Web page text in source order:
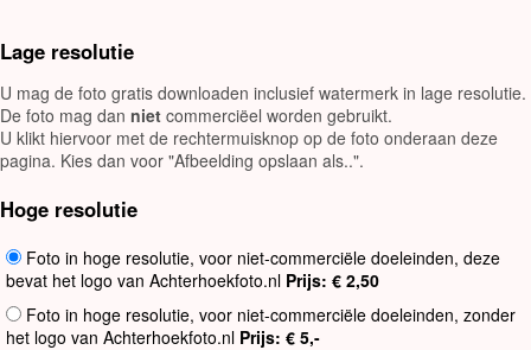
Lage resolutie
U mag de foto gratis downloaden inclusief watermerk in lage resolutie.
De foto mag dan niet commerciëel worden gebruikt.
U klikt hiervoor met de rechtermuisknop op de foto onderaan deze
pagina. Kies dan voor "Afbeelding opslaan als..".
Hoge resolutie
Foto in hoge resolutie, voor niet-commerciële doeleinden, deze
bevat het logo van Achterhoekfoto.nl Prijs: € 2,50
Foto in hoge resolutie, voor niet-commerciële doeleinden, zonder
het logo van Achterhoekfoto.nl Prijs: € 5,-